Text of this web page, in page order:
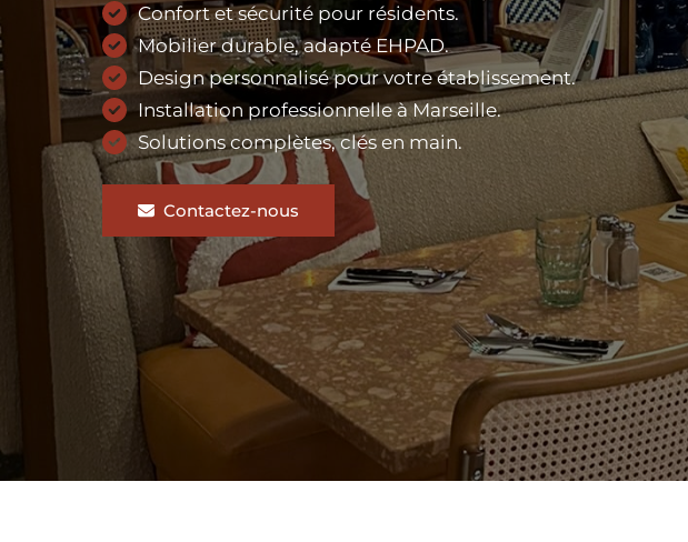
Confort et sécurité pour résidents.
Mobilier durable, adapté EHPAD.
Design personnalisé pour votre établissement.
Installation professionnelle à Marseille.
Solutions complètes, clés en main.
Contactez-nous